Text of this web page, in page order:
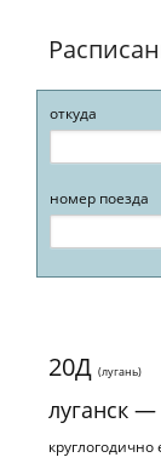
откуда
номер поезда
20Д (лугань)
луганск —